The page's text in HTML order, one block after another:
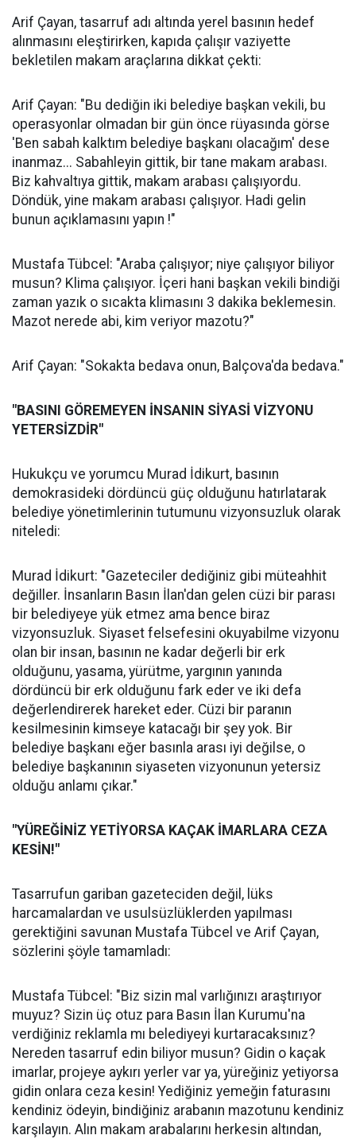
Arif Çayan, tasarruf adı altında yerel basının hedef
alınmasını eleştirirken, kapıda çalışır vaziyette
bekletilen makam araçlarına dikkat çekti:
Arif Çayan: "Bu dediğin iki belediye başkan vekili, bu
operasyonlar olmadan bir gün önce rüyasında görse
'Ben sabah kalktım belediye başkanı olacağım' dese
inanmaz... Sabahleyin gittik, bir tane makam arabası.
Biz kahvaltıya gittik, makam arabası çalışıyordu.
Döndük, yine makam arabası çalışıyor. Hadi gelin
bunun açıklamasını yapın !"
Mustafa Tübcel: "Araba çalışıyor; niye çalışıyor biliyor
musun? Klima çalışıyor. İçeri hani başkan vekili bindiği
zaman yazık o sıcakta klimasını 3 dakika beklemesin.
Mazot nerede abi, kim veriyor mazotu?"
Arif Çayan: "Sokakta bedava onun, Balçova'da bedava."
"BASINI GÖREMEYEN İNSANIN SİYASİ VİZYONU
YETERSİZDİR"
Hukukçu ve yorumcu Murad İdikurt, basının
demokrasideki dördüncü güç olduğunu hatırlatarak
belediye yönetimlerinin tutumunu vizyonsuzluk olarak
niteledi:
Murad İdikurt: "Gazeteciler dediğiniz gibi müteahhit
değiller. İnsanların Basın İlan'dan gelen cüzi bir parası
bir belediyeye yük etmez ama bence biraz
vizyonsuzluk. Siyaset felsefesini okuyabilme vizyonu
olan bir insan, basının ne kadar değerli bir erk
olduğunu, yasama, yürütme, yargının yanında
dördüncü bir erk olduğunu fark eder ve iki defa
değerlendirerek hareket eder. Cüzi bir paranın
kesilmesinin kimseye katacağı bir şey yok. Bir
belediye başkanı eğer basınla arası iyi değilse, o
belediye başkanının siyaseten vizyonunun yetersiz
olduğu anlamı çıkar."
"YÜREĞİNİZ YETİYORSA KAÇAK İMARLARA CEZA
KESİN!"
Tasarrufun gariban gazeteciden değil, lüks
harcamalardan ve usulsüzlüklerden yapılması
gerektiğini savunan Mustafa Tübcel ve Arif Çayan,
sözlerini şöyle tamamladı:
Mustafa Tübcel: "Biz sizin mal varlığınızı araştırıyor
muyuz? Sizin üç otuz para Basın İlan Kurumu'na
verdiğiniz reklamla mı belediyeyi kurtaracaksınız?
Nereden tasarruf edin biliyor musun? Gidin o kaçak
imarlar, projeye aykırı yerler var ya, yüreğiniz yetiyorsa
gidin onlara ceza kesin! Yediğiniz yemeğin faturasını
kendiniz ödeyin, bindiğiniz arabanın mazotunu kendiniz
karşılayın. Alın makam arabalarını herkesin altından,